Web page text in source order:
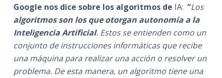
Google nos dice sobre los algoritmos de IA: “Los
algoritmos son los que otorgan autonomía a la
Inteligencia Artificial. Estos se entienden como un
conjunto de instrucciones informáticas que recibe
una máquina para realizar una acción o resolver un
problema. De esta manera, un algoritmo tiene una